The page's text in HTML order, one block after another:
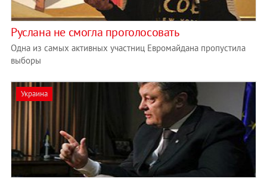
Руслана не смогла проголосовать
Одна из самых активных участниц Евромайдана пропустила
выборы
Украина